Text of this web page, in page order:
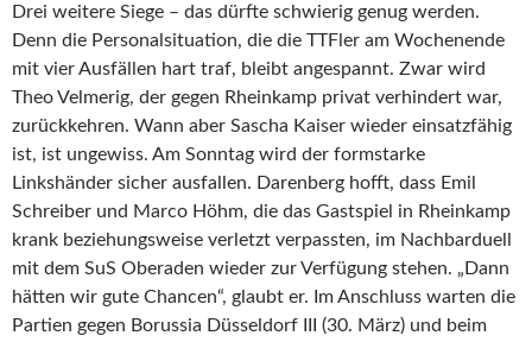
Drei weitere Siege – das dürfte schwierig genug werden.
Denn die Personalsituation, die die TTFler am Wochenende
mit vier Ausfällen hart traf, bleibt angespannt. Zwar wird
Theo Velmerig, der gegen Rheinkamp privat verhindert war,
zurückkehren. Wann aber Sascha Kaiser wieder einsatzfähig
ist, ist ungewiss. Am Sonntag wird der formstarke
Linkshänder sicher ausfallen. Darenberg hofft, dass Emil
Schreiber und Marco Höhm, die das Gastspiel in Rheinkamp
krank beziehungsweise verletzt verpassten, im Nachbarduell
mit dem SuS Oberaden wieder zur Verfügung stehen. „Dann
hätten wir gute Chancen“, glaubt er. Im Anschluss warten die
Partien gegen Borussia Düsseldorf III (30. März) und beim